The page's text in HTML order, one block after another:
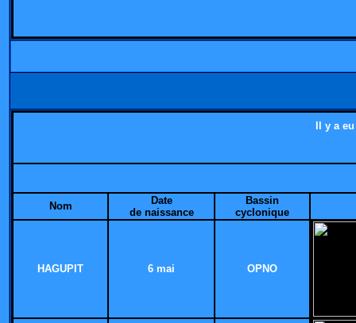
Il y a
Nom
Date
de naissance
Bassin
cyclonique
HAGUPIT 6 mai OPNO